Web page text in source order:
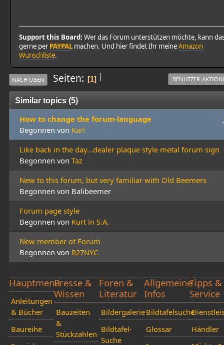
Support this Board: Wer das Forum unterstützen möchte, kann
gerne perPAYPAL machen. Und hier findet Ihr meineAmazon
Wunschliste.
|
NACH OBEN Seiten 1 BENUTZER-
Similar topics (5)
How to change the forum-language
Begonnen von Karl
Like back in the day...dealer plaque style metal forum sign
Begonnen von Taz
New to this forum, but very familiar with Old Beemers
Begonnen von Balibeemer
Forum page style
Begonnen von Kurt in S.A.
New member of Forum
Begonnen von R27NYC
Hauptmenü
Anleitungen
& Bücher
Baureihe
Presse &
Wissen
Bauzeiten
&
Stückzahlen
Foren &
Literatur
Bildergalerie
Bildtafel-
Suche
Allgemeine
Infos
Bildtafelsuche
Glossar
Tipps &
Service
Händler